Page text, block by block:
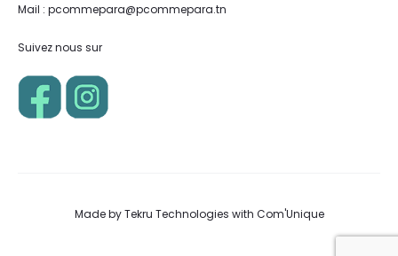
Mail : pcommepara@pcommepara.tn
Suivez nous sur
Made byTekru Technologies with Com'Unique